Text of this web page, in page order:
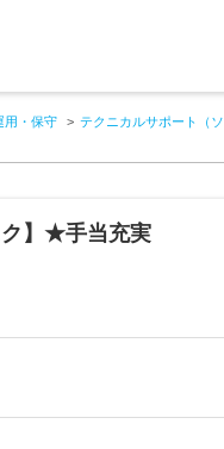
用・保守 テクニカルサポート（
ク】★手当充実